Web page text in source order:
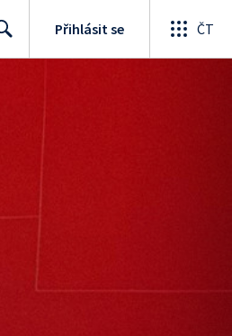
Přihlásit se ČT